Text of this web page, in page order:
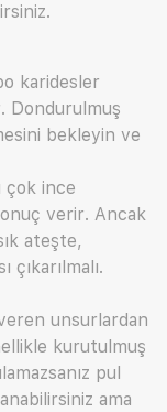
karidesler
Dondurulmuş
bekleyin ve
çok ince
verir. Ancak
ateşte,
unsurlardan
kurutulmuş
pul
ama